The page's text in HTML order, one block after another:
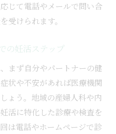
じて電話やメールで問い合
受けられます。
の妊活ステップ
まず自分やパートナーの健
状や不安があれば医療機関
ょう。地域の産婦人科や内
活に特化した診療や検査を
は電話やホームページで診